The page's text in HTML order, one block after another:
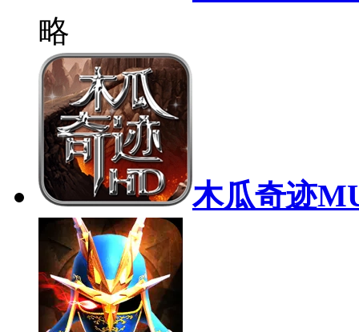
略
木瓜奇迹